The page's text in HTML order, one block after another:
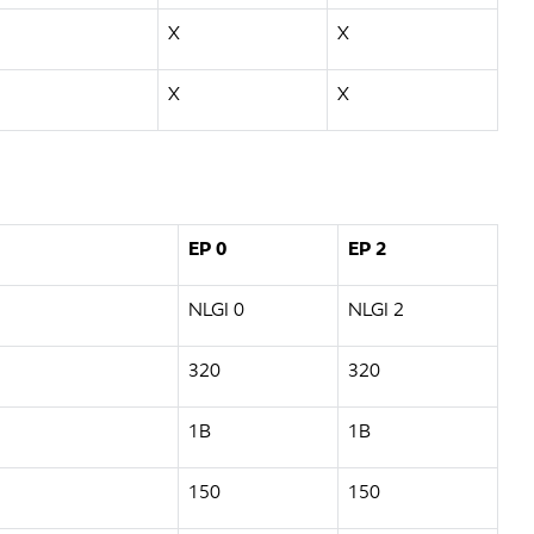
X X
X X
EP 0 EP 2
NLGI 0 NLGI 2
320 320
1B 1B
150 150